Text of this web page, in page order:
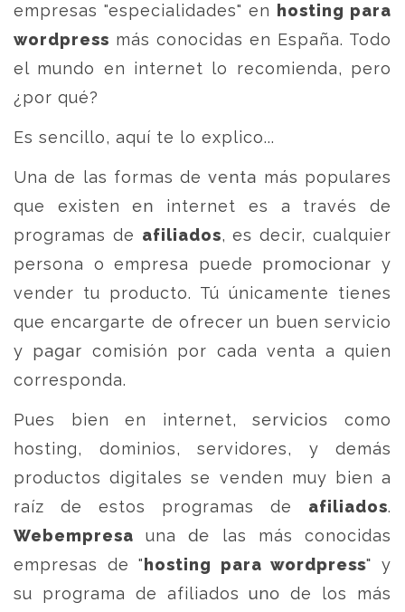
empresas "especialidades" en
hosting para
wordpress más conocidas en España. Todo
el mundo en internet lo recomienda, pero
¿por qué?
Es sencillo, aquí te lo explico...
Una de las formas de venta más populares
que existen en internet es a través de
programas de afiliados, es decir, cualquier
persona o empresa puede promocionar y
vender tu producto. Tú únicamente tienes
que encargarte de ofrecer un buen servicio
y pagar comisión por cada venta a quien
corresponda.
Pues bien en internet, servicios como
hosting, dominios, servidores, y demás
productos digitales se venden muy bien a
raíz de estos programas de afiliados.
Webempresa una de las más conocidas
empresas de " hosting para wordpress" y
su programa de afiliados uno de los más